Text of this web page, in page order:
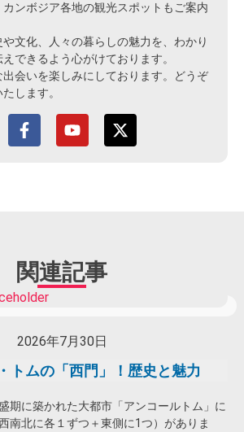
ンボジア各地の観光スポットもご案内
文化、人々の暮らしの魅力を、わかり
できるよう心がけております。
会いを楽しみにしております。どうぞ
します。
関連記事
2026年7月30日
トムの「西門」！歴史と魅力
期に築かれた大都市「アンコールトム」に
南北に各１ずつ＋東側に1つ）がありま